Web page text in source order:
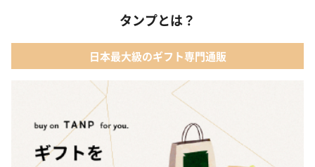
04 メイクアップ
05 入浴剤・バスケア
03 【名入れギフト】フラワーティントリップ［日本限定ピンクゴ
ールドパッケージ］
04 FLOWERiUM®︎ Christmas toilette（フラワリウム クリスマス
タンプとは？
日本最大級のギフト専門通販